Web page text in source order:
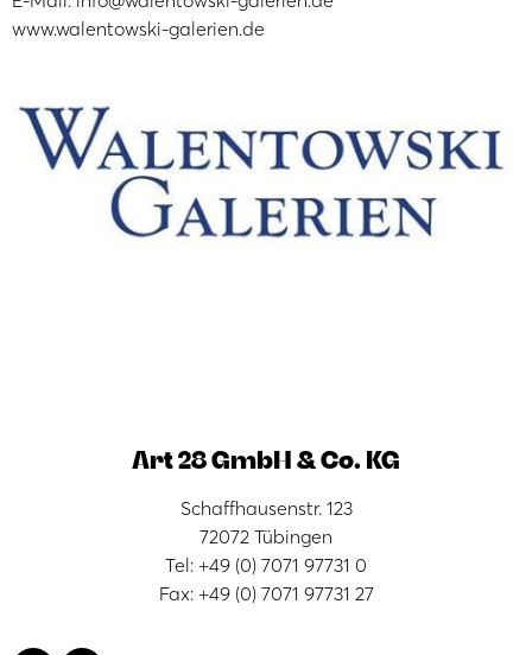
www.walentowski-galerien.de
Art 28 GmbH & Co. KG
Schaffhausenstr. 123
72072 Tübingen
Tel: +49 (0) 7071 97731 0
Fax: +49 (0) 7071 97731 27